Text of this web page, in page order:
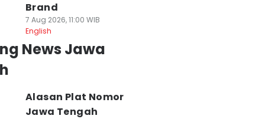
Brand
7 Aug 2026, 11:00 WIB
English
News Jawa
Alasan Plat Nomor
Jawa Tengah